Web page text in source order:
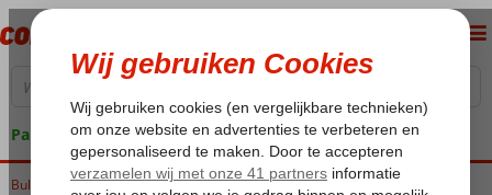
Pakketgarantie
Home
Bulgarije Zwarte Zee Sunny Beach Secrets Sunny Beach Resort & Spa